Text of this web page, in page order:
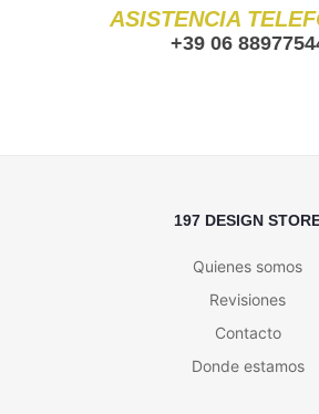
ASISTENCIA
+39 06
197 DESIGN
Quienes somos
Revisiones
Contacto
Donde estamos